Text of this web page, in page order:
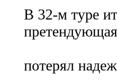
В 32-м туре
потерял